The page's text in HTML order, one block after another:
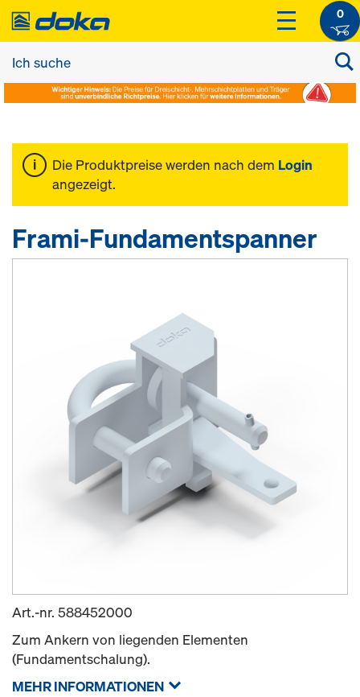
0
Die Produktpreise werden nach dem Login
angezeigt.
Frami-Fundamentspanner
Art.-nr. 588452000
Zum Ankern von liegenden Elementen
(Fundamentschalung).
MEHR INFORMATIONEN